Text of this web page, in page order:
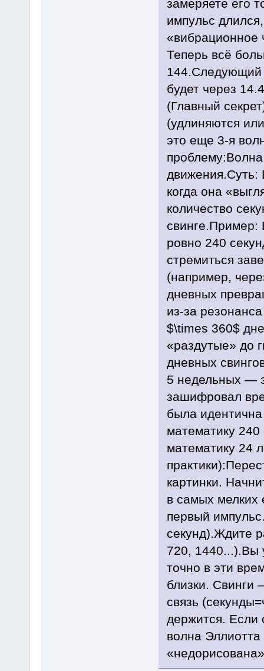
замеряете его
импульс
«вибрационное
Теперь всё
144.Следующий
будет через
(Главный
(удлиняются
это еще 3-я
движения.Суть:
когда она
количество
свинге.Пример:
ровно 240
стремиться
(например,
дневных
из-за
$\times 360$
«раздутые» до
дневных
5 недельных —
зашифровал
была
математику
математику 24
картинки.
в самых мелких
первый
секунд).Ждите
720, 1440...).Вы
точно в эти
близки. Свинги
связь
держится. Если
волна